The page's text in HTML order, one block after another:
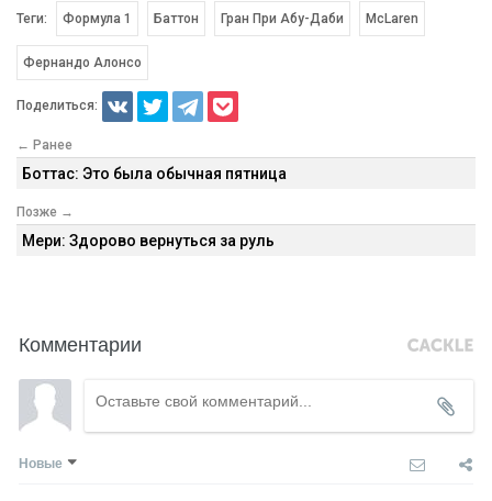
Теги: Формула 1 Баттон Гран При Абу-Даби McLaren
Фернандо Алонсо
Поделиться:
← Ранее
Боттас: Это была обычная пятница
Позже →
Мери: Здорово вернуться за руль
Комментарии
Новые